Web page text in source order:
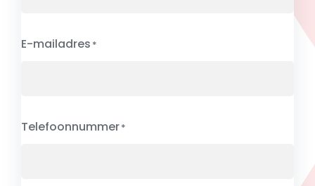
E-mailadres
Telefoonnummer